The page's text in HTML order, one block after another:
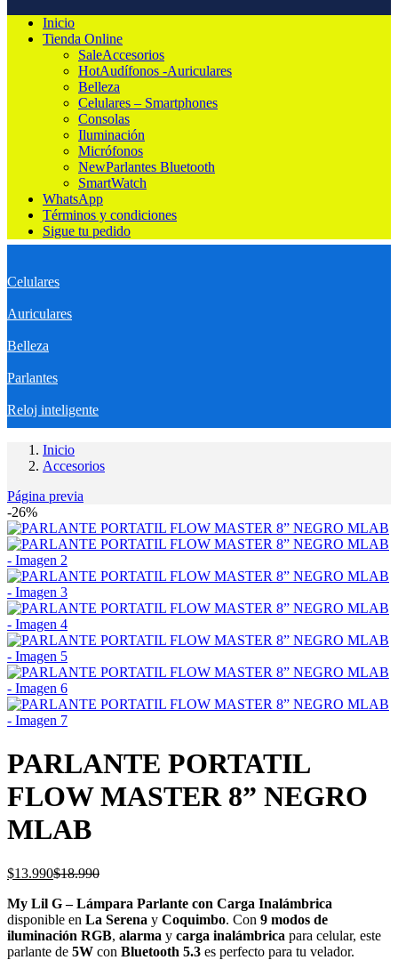
Inicio
Tienda Online
SaleAccesorios
HotAudífonos -Auriculares
Belleza
Celulares – Smartphones
Consolas
Iluminación
Micrófonos
NewParlantes Bluetooth
SmartWatch
WhatsApp
Términos y condiciones
Sigue tu pedido
Celulares
Auriculares
Belleza
Parlantes
Reloj inteligente
Inicio
Accesorios
Página previa
-26%
PARLANTE PORTATIL
FLOW MASTER 8” NEGRO
MLAB
$13.990El
actual
es:
$13.990.
$18.990El
original
era:
$18.990.
My Lil G – Lámpara Parlante con Carga Inalámbrica
disponible en La Serena y Coquimbo. Con 9 modos de
iluminación RGB, alarma y carga inalámbrica para celular, este
parlante de 5W con Bluetooth 5.3 es perfecto para tu velador.